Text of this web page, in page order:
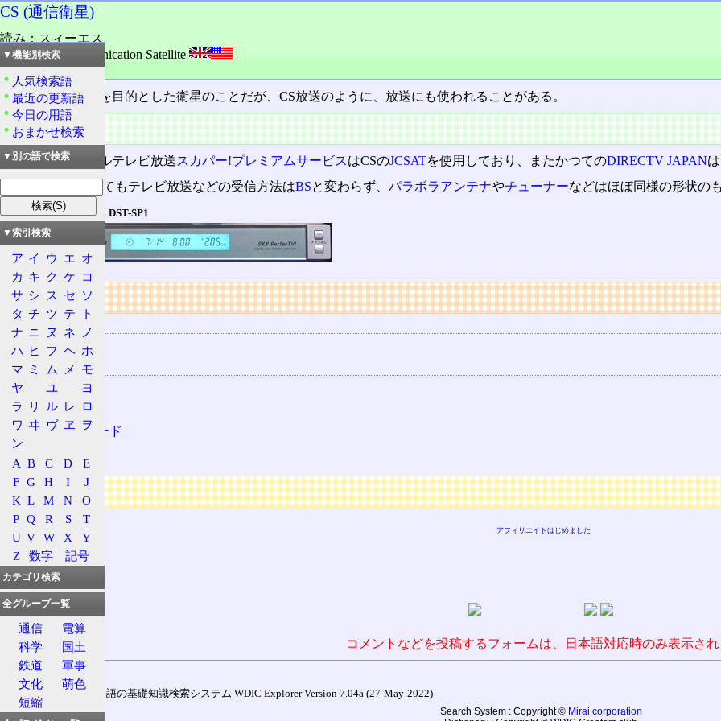
CS (通信衛星)
読み：スィーエス
外語：CS: Communication Satellite
品詞：名詞
通信衛星。通信を目的とした衛星のことだが、CS放送のように、放送にも使われることがある。
概要
日本のディジタルテレビ放送スカパー!プレミアムサービスはCSのJCSATを使用しており、またかつてのDIRECTV JAPANは
衛星がCSであってもテレビ放送などの受信方法はBSと変わらず、パラボラアンテナやチューナーなどはほぼ同様の形状の
DIGITAL CS TUNER DST-SP1
リンク
用語の所属
CS
関連する用語
衛星放送
JCSAT
スーパーバード
広告
アフィリエイトはじめました
コメントなどを投稿するフォームは、日本語対応時のみ表示さ
通信用語の基礎知識検索システム WDIC Explorer Version 7.04a (27-May-2022)
Search System : Copyright © Mirai corporation
▼機能別検索
人気検索語
最近の更新語
今日の用語
おまかせ検索
▼別の語で検索
▼索引検索
ア イ ウ エ オ
カ キ ク ケ コ
サ シ ス セ ソ
タ チ ツ テ
ト
ナ ニ ヌ ネ
ノ
ハ ヒ フ ヘ ホ
マ ミ ム メ
モ
ヤ
ユ
ヨ
ラ
リ ル レ ロ
ワ ヰ ヴ ヱ
ヲ
ン
A B C D
E
F G H I
J
K L M N
O
P Q R S
T
U V W X
Y
Z
数字 記号
カテゴリ検索
全グループ一覧
通信
電算
科学
国土
鉄道
軍事
文化
萌色
短縮